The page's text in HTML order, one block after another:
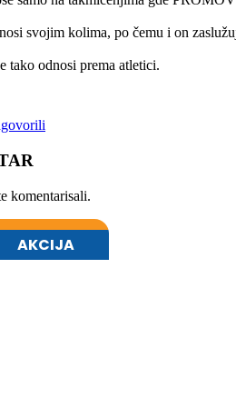
svojim kolima, po čemu i on
tako odnosi prema atletici.
komentarisali.